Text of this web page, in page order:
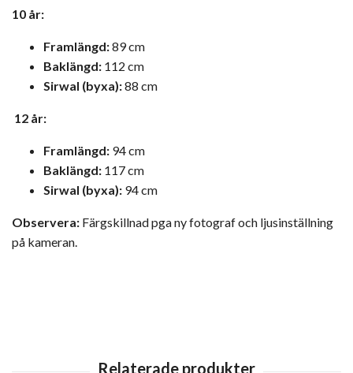
10 år:
Framlängd:89 cm
Baklängd: 112 cm
Sirwal (byxa):88 cm
12 år:
Framlängd: 94 cm
Baklängd: 117 cm
Sirwal (byxa): 94 cm
Observera: Färgskillnad pga ny fotograf och ljusinställning
på kameran.